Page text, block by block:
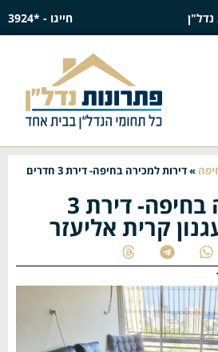
נדל"ן חייגו - *3924
»
דירות למכירה בחיפה- דירת 3 חדרים
דירות למכירה בחיפה- דירת 3
קרית אליעזר